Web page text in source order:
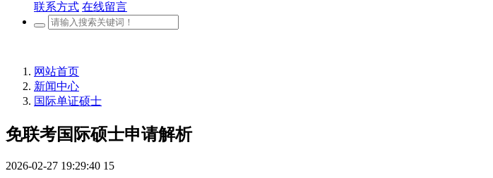
联系方式 在线留言
网站首页
新闻中心
国际单证硕士
免联考国际硕士申请解析
2026-02-27 19:29:40 15